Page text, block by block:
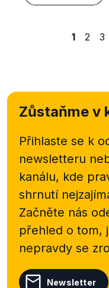
1 2 3
Zůstaňme v
Přihlaste se k
newsletteru
kanálu, kde
shrnutí
Začněte nás
přehled o tom,
nepravdy se
Newsletter